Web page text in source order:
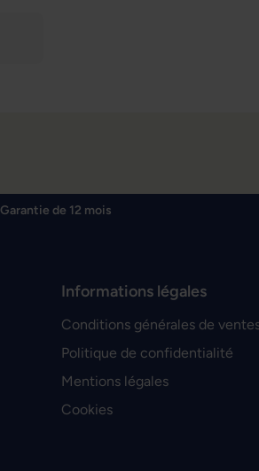
Garantie de 12 mois
Informations légales
Conditions générales de
Politique de confidentialité
Mentions légales
Cookies